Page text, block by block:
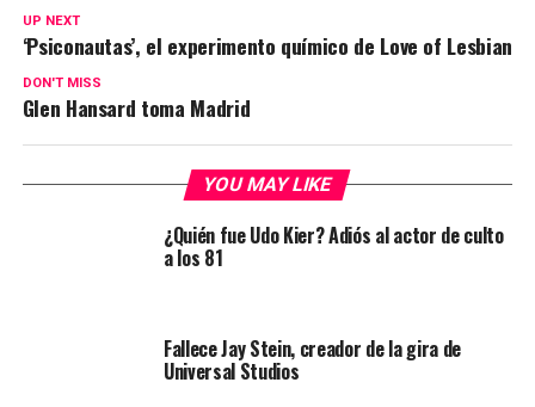
UP NEXT
‘Psiconautas’, el experimento químico de Love of Lesbian
DON'T MISS
Glen Hansard toma Madrid
YOU MAY LIKE
¿Quién fue Udo Kier? Adiós al actor de culto
a los 81
Fallece Jay Stein, creador de la gira de
Universal Studios